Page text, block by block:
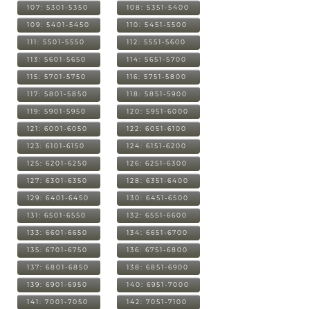
107: 5301-5350 108: 5351-5400
109: 5401-5450 110: 5451-5500
111: 5501-5550 112: 5551-5600
113: 5601-5650 114: 5651-5700
115: 5701-5750 116: 5751-5800
117: 5801-5850 118: 5851-5900
119: 5901-5950 120: 5951-6000
121: 6001-6050 122: 6051-6100
123: 6101-6150 124: 6151-6200
125: 6201-6250 126: 6251-6300
127: 6301-6350 128: 6351-6400
129: 6401-6450 130: 6451-6500
131: 6501-6550 132: 6551-6600
133: 6601-6650 134: 6651-6700
135: 6701-6750 136: 6751-6800
137: 6801-6850 138: 6851-6900
139: 6901-6950 140: 6951-7000
141: 7001-7050 142: 7051-7100